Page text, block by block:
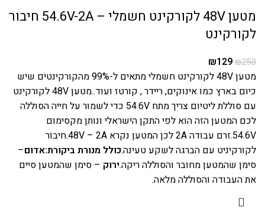
מטען 48V לקורקינט חשמלי – 54.6V-2A חיבור
לקורקינט
₪250
₪129
מטען 48V לקורקינט חשמלי מתאים ל-99% מהקורקינטים שיש
כיום בארץ כמו אינוקים, ריידר , קורטז ועוד..מטען 48V לקורקינט
עם סוללת ליטיום צריך מתח 54.6V כדי לשמור על חייה הסוללה
לכם המטען הזה הוא לפי התקן הישראלי ונותן מקסימום
54.6V.זרם עבודה 2A לכן המטען נקרא 48V – 2A.חיבור
לקורקיניט עם הברגה לשקע טעינה.כולל מנורת ביקורת:אדום–
סימן שהמטען מחובר והסוללה ריקה.ירוק – סימן שהמטען סיים
את העבודה והסוללה מלאה.